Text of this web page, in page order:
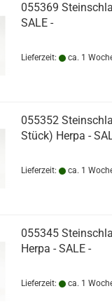
055369
SALE -
Lieferzeit: ca. 1
055352
Stück) Herpa -
Lieferzeit: ca. 1
055345
Herpa - SALE -
Lieferzeit: ca. 1